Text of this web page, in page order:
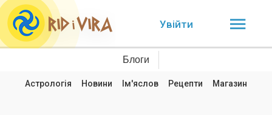
Увійти
Блоги
Астрологія Новини Ім'яслов Рецепти Магазин